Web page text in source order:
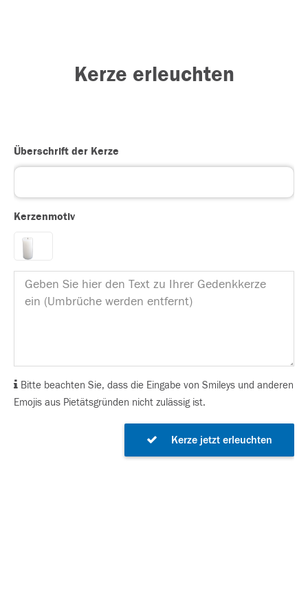
Kerze erleuchten
Überschrift der Kerze
Kerzenmotiv
Bitte beachten Sie, dass die Eingabe von Smileys und anderen
Emojis aus Pietätsgründen nicht zulässig ist.
Kerze jetzt erleuchten